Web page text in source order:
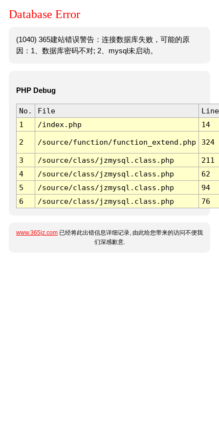
Database Error
(1040) 365建站错误警告：连接数据库失败，可能的原
因：1、数据库密码不对; 2、mysql未启动。
PHP Debug
No. File
Line
1
/index.php 14
2 /source/function/function_extend.php 324
3 /source/class/jzmysql.class.php
211
4
/source/class/jzmysql.class.php
62
5
/source/class/jzmysql.class.php
94
6
/source/class/jzmysql.class.php 76
www.365jz.com 已经将此出错信息详细记录, 由此给您带来的访问不便我
们深感歉意.